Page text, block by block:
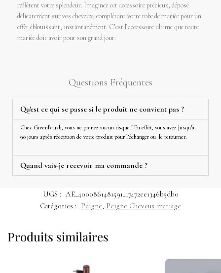
reflètent votre splendeur. Imaginez cet accessoire précieux, déposé
délicatement sur vos cheveux, complétant votre robe de mariée pour un
effet éblouissant, instantanément. C’est l’accessoire ultime que toute
mariée doit avoir pour son grand jour.
Questions Fréquentes
Qu'est ce qui se passe si le produit ne convient pas ?
Chez GreenBrush, vous ne prenez aucun risque ! En effet, vous avez jusqu’à
90 jours après réception de votre produit pour l’échanger ou le retourner.
Quand vais-je recevoir ma commande ?
UGS :
AE_4000861481591_17472ee1346b5db0
Catégories :
Peigne, Peigne Cheveux mariage
Produits similaires